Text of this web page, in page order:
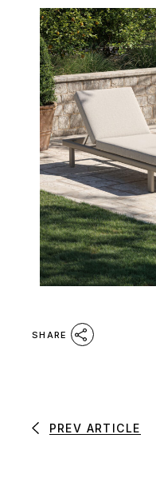
SHARE
PREV ARTICLE